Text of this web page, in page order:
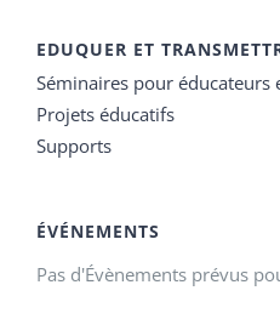
EDUQUER ET
Séminaires pour éducateurs
Projets éducatifs
Supports
ÉVÉNEMENTS
Pas d'Évènements prévus